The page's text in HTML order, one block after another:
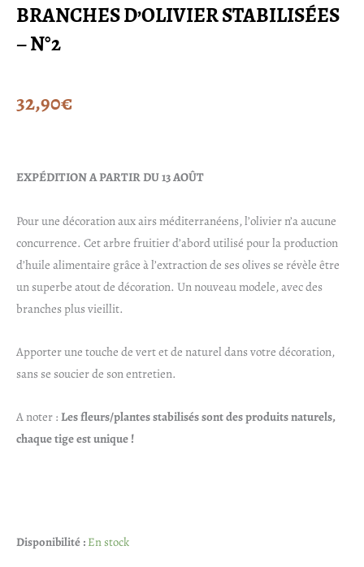
BRANCHES D’OLIVIER STABILISÉES
– N°2
32,90€
EXPÉDITION A PARTIR DU 13 AOÛT
Pour une décoration aux airs méditerranéens, l’olivier n’a aucune
concurrence. Cet arbre fruitier d’abord utilisé pour la production
d’huile alimentaire grâce à l’extraction de ses olives se révèle être
un superbe atout de décoration. Un nouveau modele, avec des
branches plus vieillit.
Apporter une touche de vert et de naturel dans votre décoration,
sans se soucier de son entretien.
A noter : Les fleurs/plantes stabilisés sont des produits naturels,
chaque tige est unique !
Disponibilité : En stock
quantité